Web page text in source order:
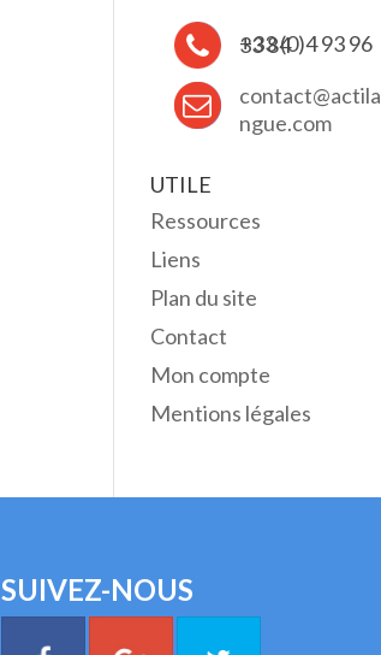
+33 (0)4 93 96 33 84
contact@actila
ngue.com
UTILE
Ressources
Liens
Plan du site
Contact
Mon compte
Mentions légales
SUIVEZ-NOUS